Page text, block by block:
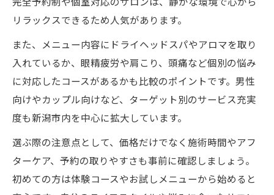
新潟県ヘッドスパで体験する至福のリラッ
慢性疲労を癒すヘッドスパのリラックス習
慣
脳疲労を癒す新潟ヘッドスパの魅力
ア
リラックスできるため人気があります。
また、メニュー内容にドライヘッドスパやアロマを取り
入れているか、眼精疲労や肩こり、頭痛など個別の悩み
に対応したコースがあるかも比較のポイントです。男性
向けやカップル向けなど、ターゲット別のサービス充実
度も新潟市内を中心に拡大しています。
選ぶ際の注意点として、価格だけでなく施術時間やアフ
ターケア、予約の取りやすさも事前に確認しましょう。
初めての方は体験コースやお試しメニューから始めると